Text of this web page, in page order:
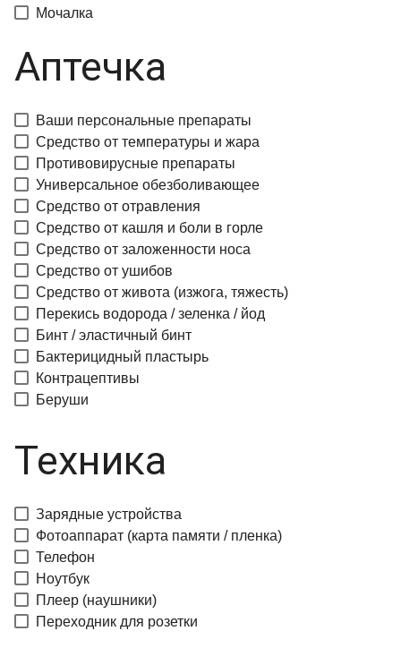
Мочалка
Аптечка
Ваши персональные препараты
Средство от температуры и жара
Противовирусные препараты
Универсальное обезболивающее
Средство от отравления
Средство от кашля и боли в горле
Средство от заложенности носа
Средство от ушибов
Средство от живота (изжога, тяжесть)
Перекись водорода / зеленка / йод
Бинт / эластичный бинт
Бактерицидный пластырь
Контрацептивы
Беруши
Техника
Зарядные устройства
Фотоаппарат (карта памяти / пленка)
Телефон
Ноутбук
Плеер (наушники)
Переходник для розетки